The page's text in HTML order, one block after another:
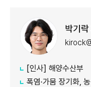
박기
[인사] 해양수산부
폭염·가뭄 장기화,